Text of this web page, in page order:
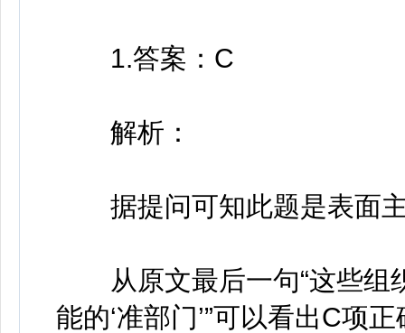
1.答案：C
解析：
据提问可知此题是表面
从原文最后一句“这些组
能的‘准部门’”可以看出C项